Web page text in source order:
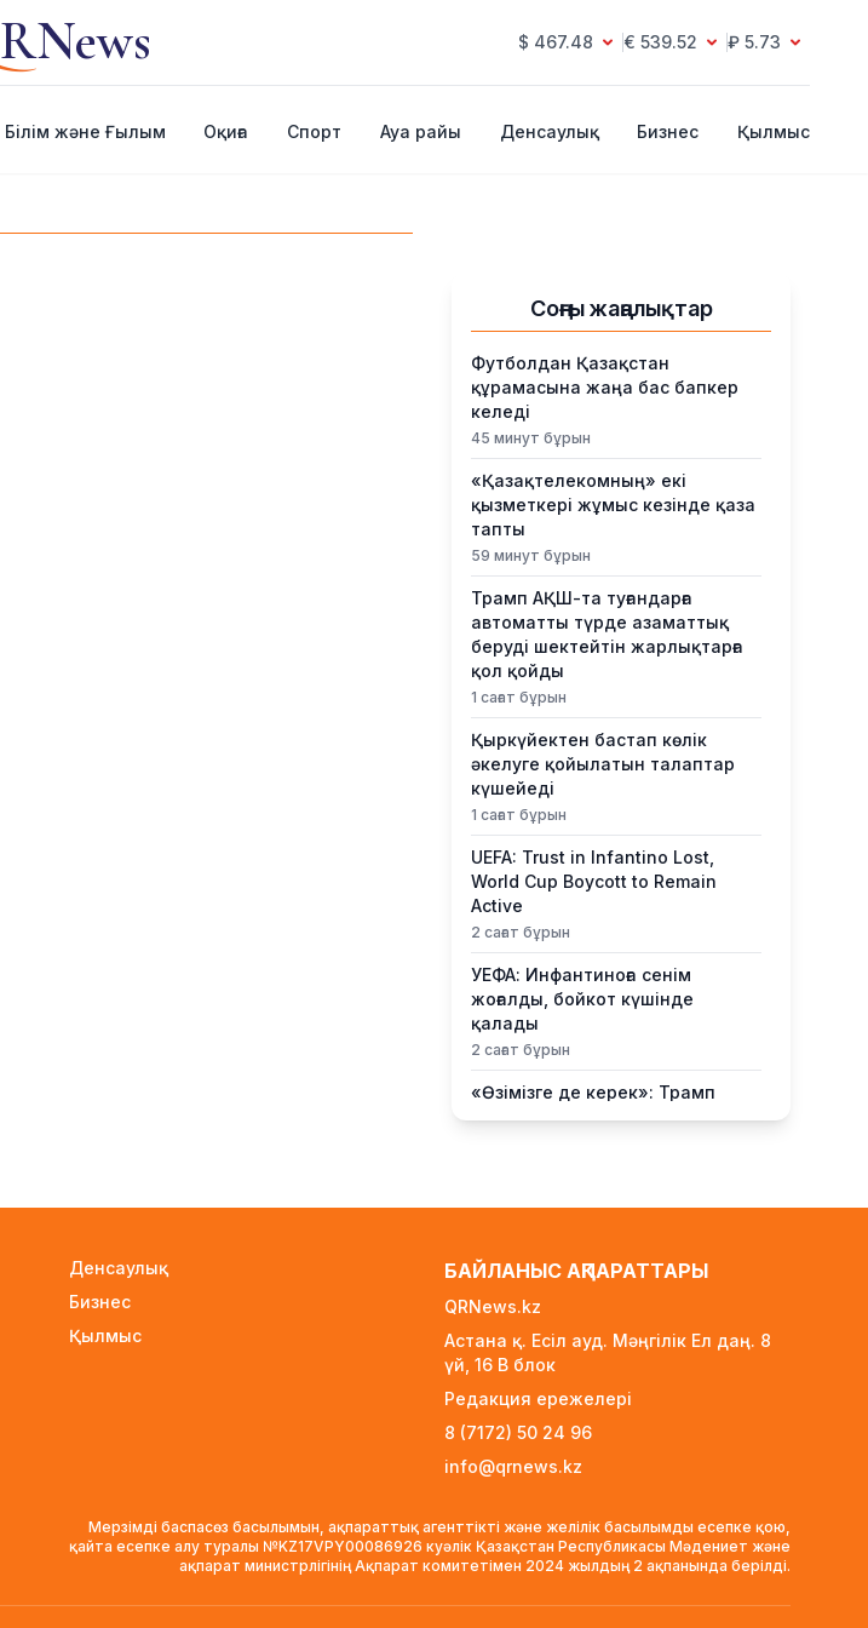
RNews $ 467.48 € 539.52 ₽ 5.73
Білім және Ғылым Оқиға Спорт Ауа райы Денсаулық Бизнес Қылмыс
Соңғы жаңалықтар
Футболдан Қазақстан
құрамасына жаңа бас бапкер
келеді
45 минут бұрын
«Қазақтелекомның» екі
қызметкері жұмыс кезінде қаза
тапты
59 минут бұрын
Трамп АҚШ-та туғандарға
автоматты түрде азаматтық
беруді шектейтін жарлықтарға
қол қойды
1 сағат бұрын
Қыркүйектен бастап көлік
әкелуге қойылатын талаптар
күшейеді
1 сағат бұрын
UEFA: Trust in Infantino Lost,
World Cup Boycott to Remain
Active
2 сағат бұрын
УЕФА: Инфантиноға сенім
жоғалды, бойкот күшінде
қалады
2 сағат бұрын
«Өзімізге де керек»: Трамп
Украинаға қару жеткізу туралы
Алматыда ірі көлемде
тасымалдаған күдікті ұсталды
үлесі «Самұрық-Қазынаға» өтті
Канье Уэст концерті
қарсаңында алаяқтар жалған
билет сата бастаған
Қазақстанда алғаш рет
жолаушы мінген аэротакси
Денсаулық
Бизнес
Қылмыс
БАЙЛАНЫС АҚПАРАТТАРЫ
QRNews.kz
Астана қ. Есіл ауд. Мәңгілік Ел даң. 8
үй, 16 B блок
Редакция ережелері
8 (7172) 50 24 96
info@qrnews.kz
Мерзімді баспасөз басылымын, ақпараттық агенттікті және желілік басылымды есепке қою,
қайта есепке алу туралы №KZ17VPY00086926 куәлік Қазақстан Республикасы Мәдениет және
ақпарат министрлігінің Ақпарат комитетімен 2024 жылдың 2 ақпанында берілді.